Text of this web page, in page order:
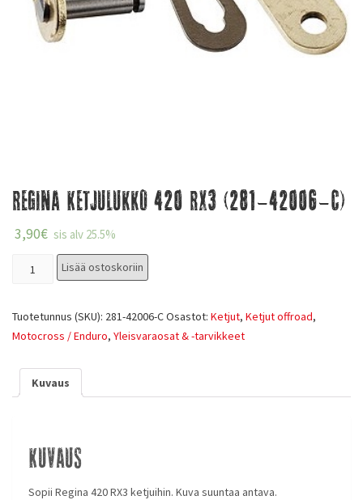
Regina Ketjulukko 420 RX3 (281-42006-C)
3,90€ sis alv 25.5%
Lisää ostoskoriin
Tuotetunnus (SKU): 281-42006-COsastot: Ketjut, Ketjut offroad,
Motocross / Enduro, Yleisvaraosat & -tarvikkeet
Kuvaus
Kuvaus
Sopii Regina 420 RX3 ketjuihin. Kuva suuntaa antava.